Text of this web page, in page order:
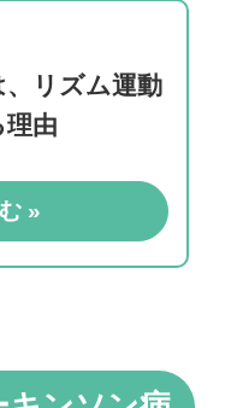
リズム運動
理由
»